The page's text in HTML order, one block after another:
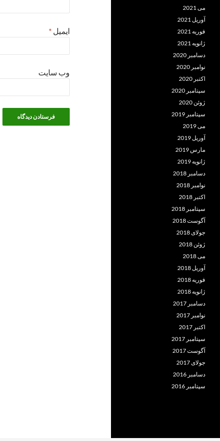
ایمیل *
وب‌ سایت
می 2021
آوریل 2021
فوریه 2021
ژانویه 2021
دسامبر 2020
نوامبر 2020
اکتبر 2020
سپتامبر 2020
ژوئن 2020
سپتامبر 2019
می 2019
آوریل 2019
مارس 2019
ژانویه 2019
دسامبر 2018
نوامبر 2018
اکتبر 2018
سپتامبر 2018
آگوست 2018
جولای 2018
ژوئن 2018
می 2018
آوریل 2018
فوریه 2018
ژانویه 2018
دسامبر 2017
نوامبر 2017
اکتبر 2017
سپتامبر 2017
آگوست 2017
جولای 2017
دسامبر 2016
سپتامبر 2016